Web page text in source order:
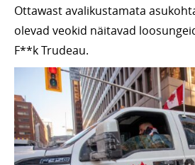
Ottawast avalikustamata
olevad veokid näitavad
F**k Trudeau.